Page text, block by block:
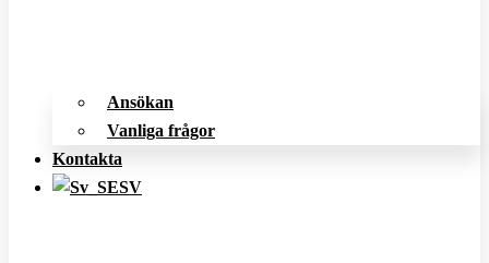
Ansökan
Vanliga frågor
Kontakta
SV